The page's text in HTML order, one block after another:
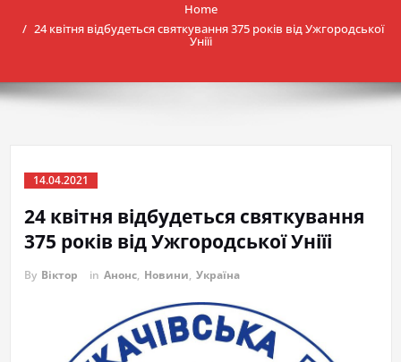
Home
24 квітня відбудеться святкування 375 років від Ужгородської
Уніїі
14.04.2021
24 квітня відбудеться святкування
375 років від Ужгородської Уніїі
By Віктор in Анонс, Новини, Україна